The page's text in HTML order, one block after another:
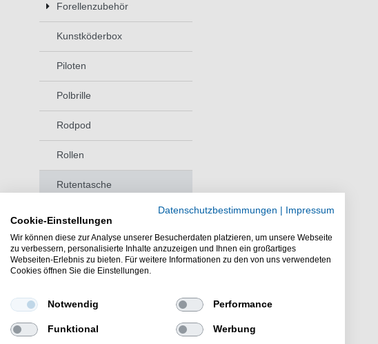
Forellenzubehör
Kunstköderbox
Piloten
Polbrille
Rodpod
Rollen
Rutentasche
Senke
Tremarella
Wathose
Datenschutzbestimmungen | Impressum
Cookie-Einstellungen
Wir können diese zur Analyse unserer Besucherdaten platzieren, um unsere Webseite
zu verbessern, personalisierte Inhalte anzuzeigen und Ihnen ein großartiges
Webseiten-Erlebnis zu bieten. Für weitere Informationen zu den von uns verwendeten
Cookies öffnen Sie die Einstellungen.
Notwendig Performance
Funktional Werbung